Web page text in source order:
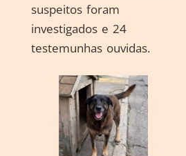
suspeitos foram
investigados e 24
testemunhas ouvidas.